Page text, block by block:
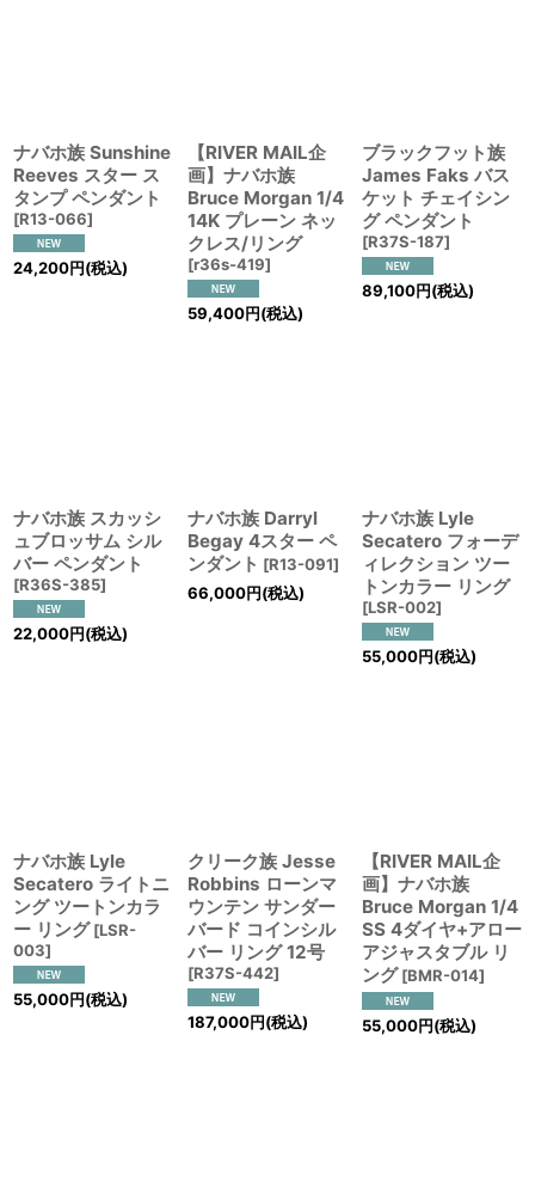
ナバホ族 Sunshine
Reeves スター ス
タンプ ペンダント
[R13-066]
24,200円(税込)
【RIVER MAIL企
画】ナバホ族
Bruce Morgan 1/4
14K プレーン ネッ
クレス/リング
[r36s-419]
59,400円(税込)
ブラックフット族
James Faks バス
ケット チェイシン
グ ペンダント
[R37S-187]
89,100円(税込)
ナバホ族 スカッシ
ュブロッサム シル
バー ペンダント
[R36S-385]
22,000円(税込)
ナバホ族 Darryl
Begay 4スター ペ
ンダント [R13-091]
66,000円(税込)
ナバホ族 Lyle
Secatero フォーデ
ィレクション ツー
トンカラー リング
[LSR-002]
55,000円(税込)
ナバホ族 Lyle
Secatero ライトニ
ング ツートンカラ
ー リング [LSR-
003]
55,000円(税込)
クリーク族 Jesse
Robbins ローンマ
ウンテン サンダー
バード コインシル
バー リング 12号
[R37S-442]
187,000円(税込)
【RIVER MAIL企
画】ナバホ族
Bruce Morgan 1/4
SS 4ダイヤ+アロー
アジャスタブル リ
ング [BMR-014]
55,000円(税込)